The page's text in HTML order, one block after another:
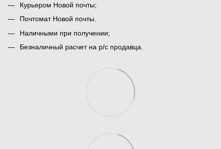
Курьером Новой почты;
Почтомат Новой почты.
Наличными при получении;
Безналичный расчет на р/с продавца.